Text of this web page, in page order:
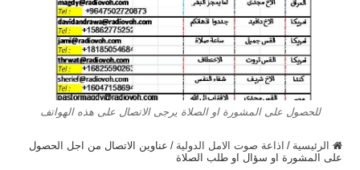
للحصول على المشورة او الصلاة يرجى الاتصال على هذه الهواتف
الرئيسية / اذاعة صوت الامل الدولية / عناوين الاتصال من اجل الحصول
على المشورة او سؤال او طلب الصلاة